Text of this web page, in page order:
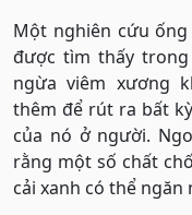
Một nghiên cứu
được tìm thấy
ngừa viêm xương
thêm để rút ra bất
của nó ở người.
rằng một số chất
cải xanh có thể